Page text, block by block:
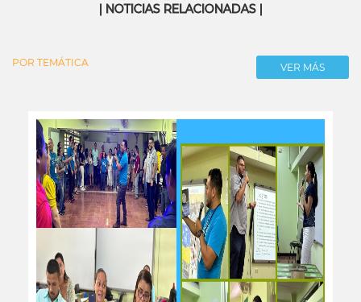
| NOTICIAS RELACIONADAS |
POR TEMÁTICA VER MÁS